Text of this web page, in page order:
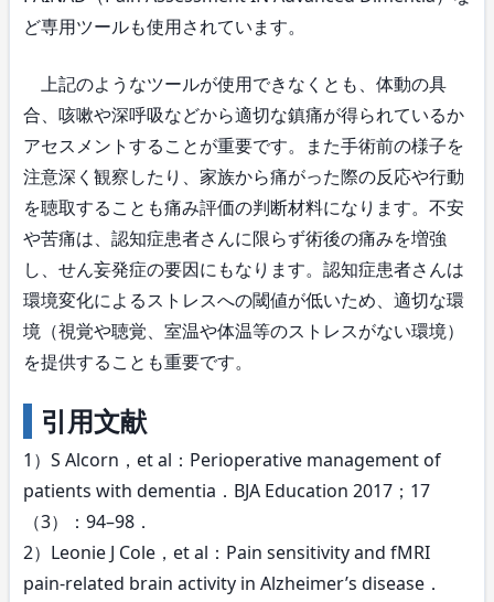
ど専用ツールも使用されています。
上記のようなツールが使用できなくとも、体動の具
合、咳嗽や深呼吸などから適切な鎮痛が得られているか
アセスメントすることが重要です。また手術前の様子を
注意深く観察したり、家族から痛がった際の反応や行動
を聴取することも痛み評価の判断材料になります。不安
や苦痛は、認知症患者さんに限らず術後の痛みを増強
し、せん妄発症の要因にもなります。認知症患者さんは
環境変化によるストレスへの閾値が低いため、適切な環
境（視覚や聴覚、室温や体温等のストレスがない環境）
を提供することも重要です。
引用文献
1）S Alcorn，et al：Perioperative management of
patients with dementia．BJA Education 2017；17
（3）：94–98．
2）Leonie J Cole，et al：Pain sensitivity and fMRI
pain-related brain activity in Alzheimer’s disease．